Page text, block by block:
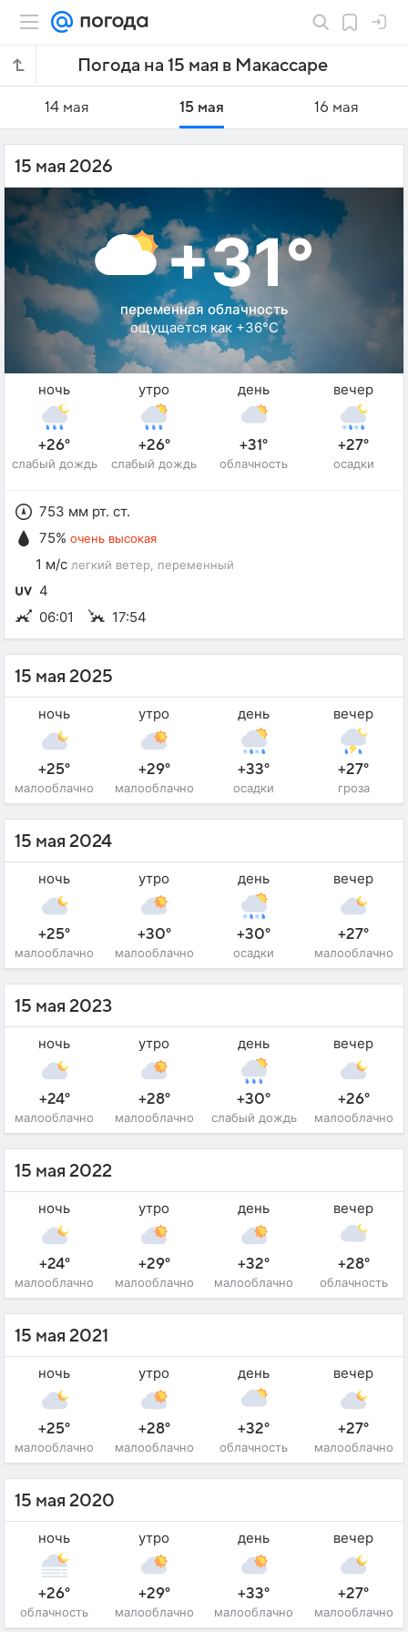
Погода на 15 мая в Макассаре
14 мая 15 мая 16 мая
15 мая 2026
+31°
переменная облачность
ощущается как +36°C
ночь
+26°
слабый дождь
утро
+26°
слабый дождь
день
+31°
облачность
вечер
+27°
осадки
753 мм рт. ст.
75% очень высокая
1 м/с легкий ветер , переменный
4
06:01
17:54
15 мая 2025
ночь
+25°
малооблачно
утро
+29°
малооблачно
день
+33°
осадки
вечер
+27°
гроза
15 мая 2024
ночь
+25°
малооблачно
утро
+30°
малооблачно
день
+30°
осадки
вечер
+27°
малооблачно
15 мая 2023
ночь
+24°
малооблачно
утро
+28°
малооблачно
день
+30°
слабый дождь
вечер
+26°
малооблачно
15 мая 2022
ночь
+24°
малооблачно
утро
+29°
малооблачно
день
+32°
малооблачно
вечер
+28°
облачность
15 мая 2021
ночь
+25°
малооблачно
утро
+28°
малооблачно
день
+32°
облачность
вечер
+27°
малооблачно
15 мая 2020
ночь
+26°
облачность
утро
+29°
малооблачно
день
+33°
малооблачно
вечер
+27°
малооблачно